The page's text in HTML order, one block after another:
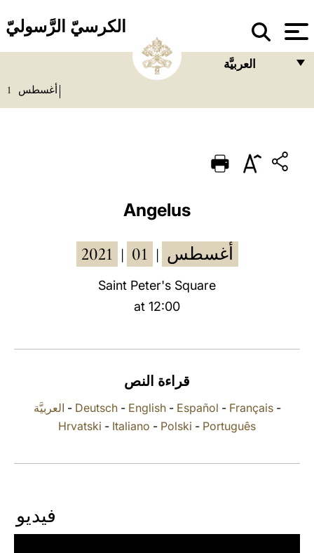
الكرسيّ الرَّسوليّ
العربيَّة
PORTUGUÊS
POLSKI
أغسطس 1
Angelus
2021 أغسطس 01
Saint Peter's Square
at 12:00
قراءة النص
العربيَّة - Deutsch- English- Español - Français-
Hrvatski - Italiano - Polski - Português
فيديو